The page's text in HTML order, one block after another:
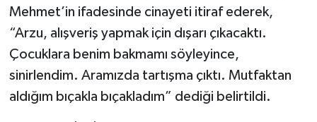
Mehmet’in ifadesinde cinayeti itiraf ederek,
“Arzu, alışveriş yapmak için dışarı çıkacaktı.
Çocuklara benim bakmamı söyleyince,
sinirlendim. Aramızda tartışma çıktı. Mutfaktan
aldığım bıçakla bıçakladım” dediği belirtildi.